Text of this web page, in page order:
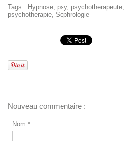
Tags : Hypnose, psy, psychotherapeute,
psychotherapie, Sophrologie
Nouveau commentaire :
Nom * :